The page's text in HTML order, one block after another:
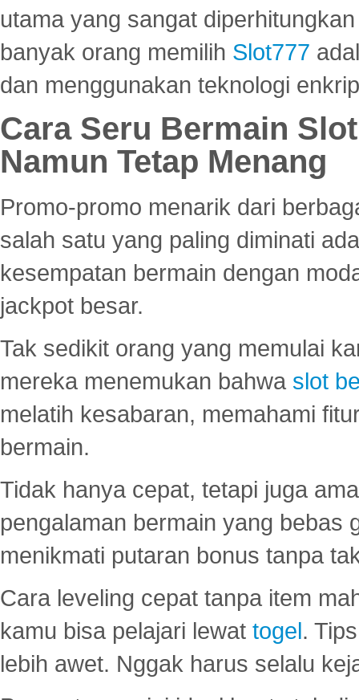
utama yang sangat
banyak orang memilih Slot777
dan menggunakan teknologi
Cara Seru Bermain
Namun Tetap Menang
Promo-promo menarik dari
salah satu yang paling diminati
kesempatan bermain dengan
jackpot besar.
Tak sedikit orang yang memulai
mereka menemukan bahwa slot
melatih kesabaran, memahami
bermain.
Tidak hanya cepat, tetapi juga
pengalaman bermain yang bebas
menikmati putaran bonus tanpa
Cara leveling cepat tanpa item
kamu bisa pelajari lewat togel.
lebih awet. Nggak harus selalu